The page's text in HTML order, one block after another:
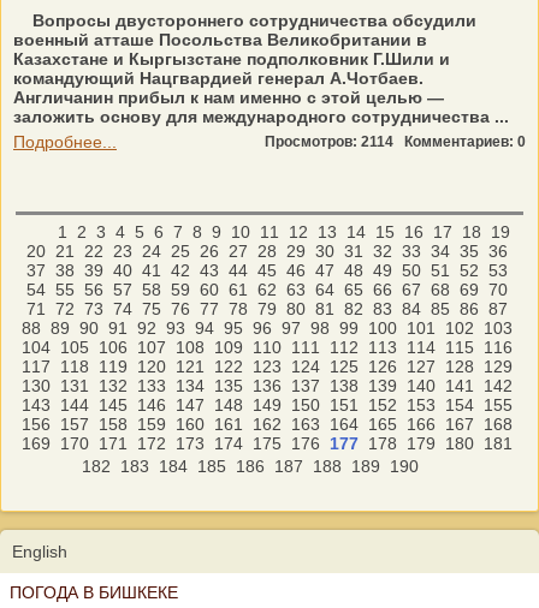
Вопросы двустороннего сотрудничества обсудили
военный атташе Посольства Великобритании в
Казахстане и Кыргызстане подполковник Г.Шили и
командующий Нацгвардией генерал А.Чотбаев.
Англичанин прибыл к нам именно с этой целью —
заложить основу для международного сотрудничества ...
Подробнее...
Просмотров: 2114 Комментариев: 0
1 2 3 4 5 6 7 8 9 10 11 12 13 14 15 16 17 18
19
20 21 22 23 24 25 26 27 28 29 30 31 32 33 34 35 36
37 38 39 40 41 42 43 44 45 46 47 48 49 50 51 52 53
54 55 56 57 58 59 60 61 62 63 64 65 66 67 68 69 70
71
72 73 74 75 76 77 78 79 80 81 82 83 84 85 86 87
88 89 90 91 92 93 94 95 96 97 98 99 100 101 102
103
104 105 106 107 108 109 110 111 112 113 114 115
116
117
118 119 120 121 122 123 124 125 126 127 128
129
130 131 132 133 134 135 136 137 138 139 140 141
142
143
144 145 146 147 148 149 150 151 152 153 154 155
156
157 158 159 160 161 162 163 164 165 166 167
168
169
170 171 172 173 174 175 176 177 178 179 180 181
182
183 184 185 186 187 188 189 190
English
ПОГОДА В БИШКЕКЕ